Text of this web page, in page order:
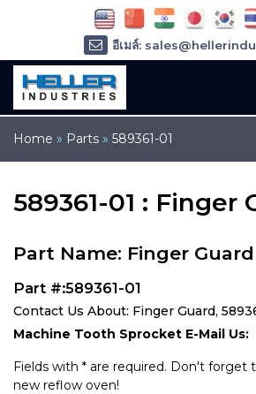
Home » Parts » 589361-01
589361-01 : Finger
Part Name: Finger Guard
Part #:589361-01
Contact Us About: Finger Guard,
Machine Tooth Sprocket E-Mail Us:
Fields with * are required. Don't forget
new reflow oven!
อีเมล์:
อีเมล์:
โทรศัพท์ :